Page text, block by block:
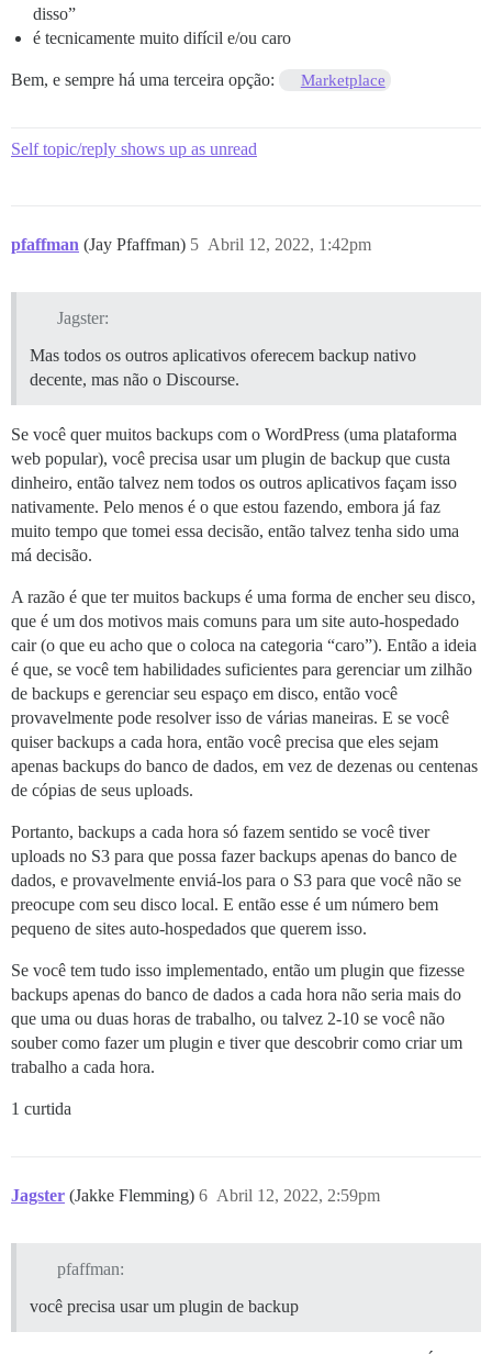
disso”
é tecnicamente muito difícil e/ou caro
Bem, e sempre há uma terceira opção: Marketplace
Self topic/reply shows up as unread
pfaffman (Jay Pfaffman) Abril 12, 2022, 1:42pm
5
Jagster:
Mas todos os outros aplicativos oferecem backup nativo
decente, mas não o Discourse.
Se você quer muitos backups com o WordPress (uma plataforma
web popular), você precisa usar um plugin de backup que custa
dinheiro, então talvez nem todos os outros aplicativos façam isso
nativamente. Pelo menos é o que estou fazendo, embora já faz
muito tempo que tomei essa decisão, então talvez tenha sido uma
má decisão.
A razão é que ter muitos backups é uma forma de encher seu disco,
que é um dos motivos mais comuns para um site auto-hospedado
cair (o que eu acho que o coloca na categoria “caro”). Então a ideia
é que, se você tem habilidades suficientes para gerenciar um zilhão
de backups e gerenciar seu espaço em disco, então você
provavelmente pode resolver isso de várias maneiras. E se você
quiser backups a cada hora, então você precisa que eles sejam
apenas backups do banco de dados, em vez de dezenas ou centenas
de cópias de seus uploads.
Portanto, backups a cada hora só fazem sentido se você tiver
uploads no S3 para que possa fazer backups apenas do banco de
dados, e provavelmente enviá-los para o S3 para que você não se
preocupe com seu disco local. E então esse é um número bem
pequeno de sites auto-hospedados que querem isso.
Se você tem tudo isso implementado, então um plugin que fizesse
backups apenas do banco de dados a cada hora não seria mais do
que uma ou duas horas de trabalho, ou talvez 2-10 se você não
souber como fazer um plugin e tiver que descobrir como criar um
trabalho a cada hora.
1 curtida
Jagster (Jakke Flemming) Abril 12, 2022, 2:59pm
6
pfaffman:
você precisa usar um plugin de backup